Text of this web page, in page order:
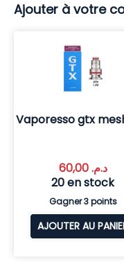
Ajouter à votre
Vaporesso gtx
د.م.60,00
20 en stock
Gagner 3 points
AJOUTER AU